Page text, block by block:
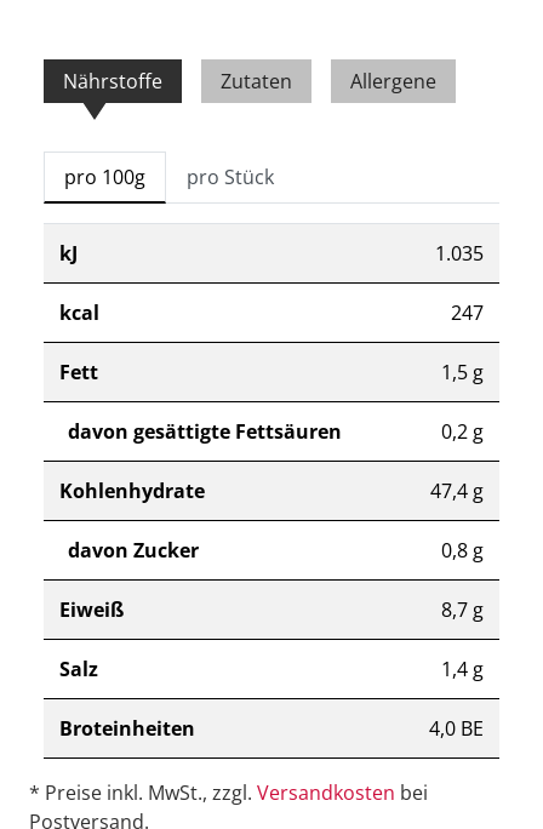
Nährstoffe Zutaten Allergene
pro 100g pro Stück
kJ 1.035
kcal 247
Fett 1,5 g
davon gesättigte Fettsäuren 0,2 g
Kohlenhydrate 47,4 g
davon Zucker 0,8 g
Eiweiß 8,7 g
Salz 1,4 g
Broteinheiten 4,0 BE
* Preise inkl. MwSt., zzgl. Versandkosten bei
Postversand.